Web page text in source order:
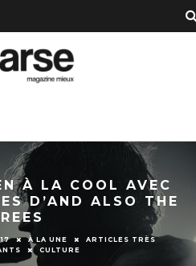
À LA COOL AVEC
D’AND ALSO THE
À LA UNE
ARTICLES TRÈS
CULTURE